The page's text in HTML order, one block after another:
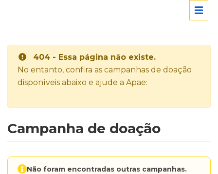
404 - Essa página não existe.
No entanto, confira as campanhas de doação
disponíveis abaixo e ajude a Apae:
Campanha de doação
Não foram encontradas outras campanhas.